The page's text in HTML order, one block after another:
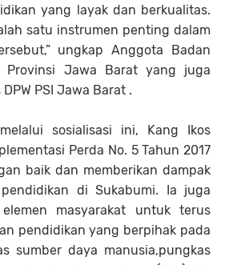
yang layak dan berkualitas.
satu instrumen penting dalam
ungkap Anggota Badan
Provinsi Jawa Barat yang juga
PSI Jawa Barat .
sosialisasi ini, Kang Ikos
Perda No. 5 Tahun 2017
baik dan memberikan dampak
di Sukabumi. Ia juga
masyarakat untuk terus
pendidikan yang berpihak pada
sumber daya manusia,pungkas